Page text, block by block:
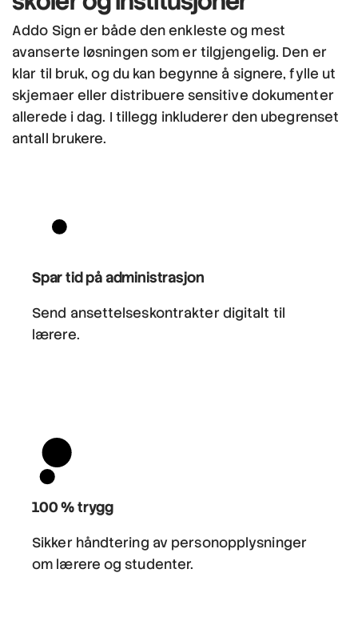
Addo Sign er både den enkleste og mest
avanserte løsningen som er tilgjengelig. Den er
klar til bruk, og du kan begynne å signere, fylle ut
skjemaer eller distribuere sensitive dokumenter
allerede i dag. I tillegg inkluderer den ubegrenset
antall brukere.
Spar tid på administrasjon
Send ansettelseskontrakter digitalt til
lærere.
100 % trygg
Sikker håndtering av personopplysninger
om lærere og studenter.